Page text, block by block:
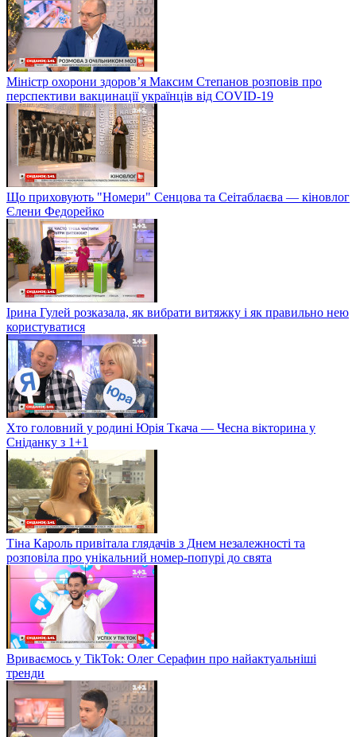
Міністр охорони здоров’я Максим Степанов розповів про
перспективи вакцинації українців від COVID-19
Що приховують "Номери" Сенцова та Сеітаблаєва — кіновлог
Єлени Федорейко
Ірина Гулей розказала, як вибрати витяжку і як правильно нею
користуватися
Хто головний у родині Юрія Ткача — Чесна вікторина у
Сніданку з 1+1
Тіна Кароль привітала глядачів з Днем незалежності та
розповіла про унікальний номер-попурі до свята
Вриваємось у TikTok: Олег Серафин про найактуальніші
тренди